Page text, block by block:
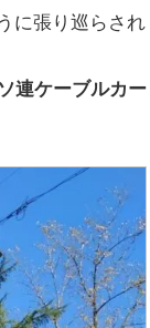
に張り巡らされ
ソ連ケーブルカー